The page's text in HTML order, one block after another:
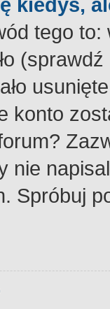
tego to:
konto
nie
Spróbuj